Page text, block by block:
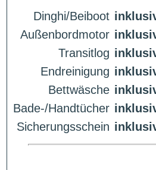
Dinghi/Beiboot
Außenbordmotor
Transitlog
Endreinigung
Bettwäsche
Bade-/Handtücher
Sicherungsschein